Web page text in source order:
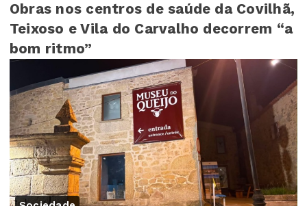
Obras nos centros de saúde da Covilhã,
Teixoso e Vila do Carvalho decorrem “a
bom ritmo”